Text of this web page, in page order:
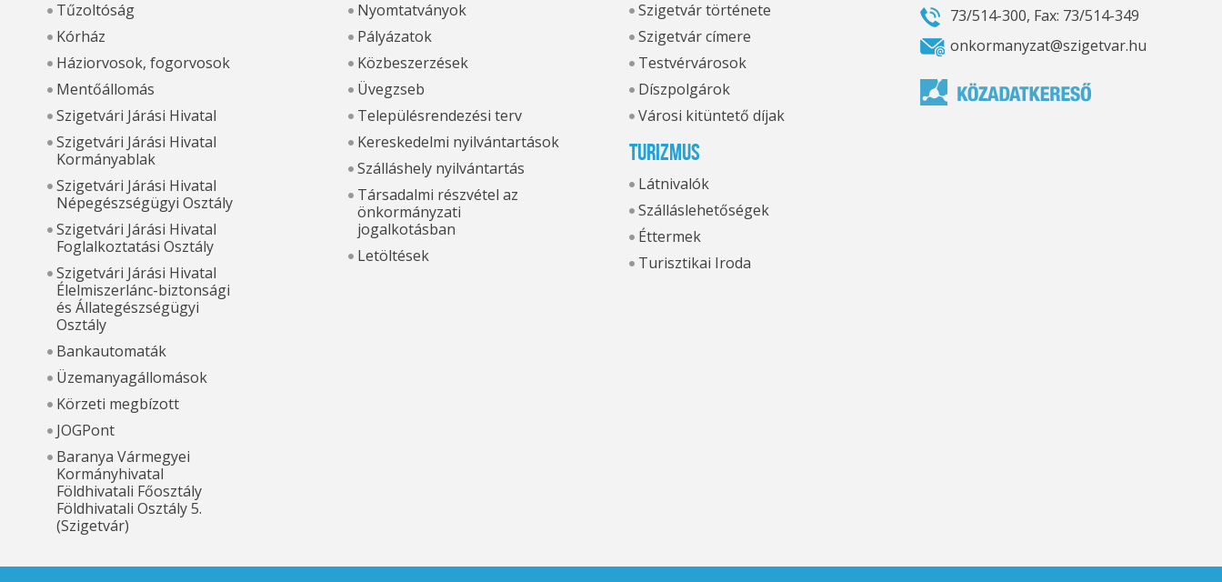
Tűzoltóság
Kórház
Háziorvosok, fogorvosok
Mentőállomás
Szigetvári Járási Hivatal
Szigetvári Járási Hivatal
Kormányablak
Szigetvári Járási Hivatal
Népegészségügyi Osztály
Szigetvári Járási Hivatal
Foglalkoztatási Osztály
Szigetvári Járási Hivatal
Élelmiszerlánc-biztonsági
és Állategészségügyi
Osztály
Bankautomaták
Üzemanyagállomások
Körzeti megbízott
JOGPont
Baranya Vármegyei
Kormányhivatal
Földhivatali Főosztály
Földhivatali Osztály 5.
(Szigetvár)
Nyomtatványok
Pályázatok
Közbeszerzések
Üvegzseb
Településrendezési terv
Kereskedelmi nyilvántartások
Szálláshely nyilvántartás
Társadalmi részvétel az
önkormányzati
jogalkotásban
Letöltések
Szigetvár története
Szigetvár címere
Testvérvárosok
Díszpolgárok
Városi kitüntető díjak
Turizmus
Látnivalók
Szálláslehetőségek
Éttermek
Turisztikai Iroda
73/514-300, Fax: 73/514-349
onkormanyzat@szigetvar.hu